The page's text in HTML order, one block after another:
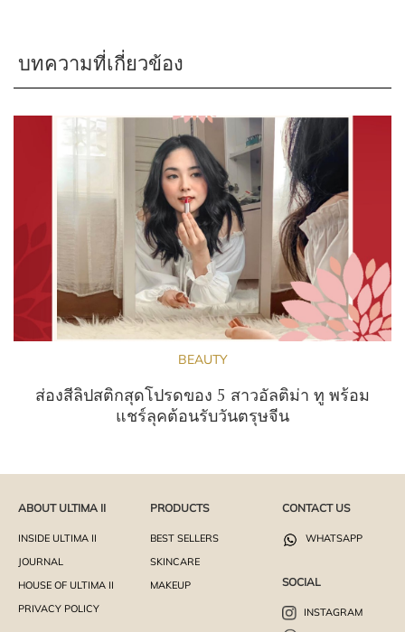
บทความที่เกี่ยวข้อง
BEAUTY
ส่องสีลิปสติกสุดโปรดของ 5 สาวอัลติม่า ทู พร้อม
แชร์ลุคต้อนรับวันตรุษจีน
ABOUT ULTIMA II
INSIDE ULTIMA II
JOURNAL
HOUSE OF ULTIMA II
PRIVACY POLICY
PRODUCTS
BEST SELLERS
SKINCARE
MAKEUP
CONTACT US
WHATSAPP
SOCIAL
INSTAGRAM